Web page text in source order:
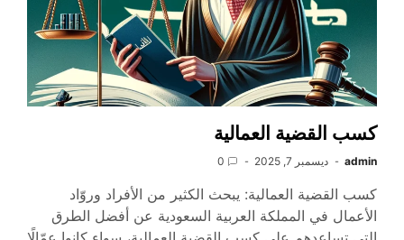
كسب القضية العمالية
admin ديسمبر 7, 2025 0
كسب القضية العمالية: يبحث الكثير من الأفراد وروّاد
الأعمال في المملكة العربية السعودية عن أفضل الطرق